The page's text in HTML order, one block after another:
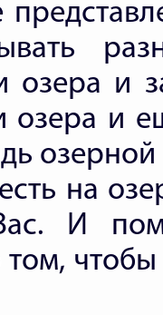
озера и
озера и
на
И